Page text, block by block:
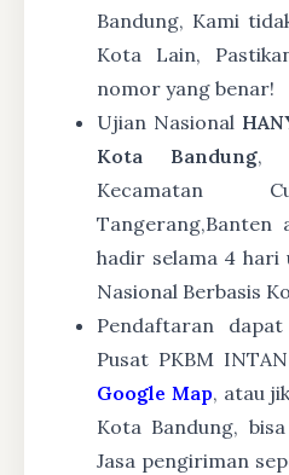
Bandung, Kami
Kota Lain,
nomor yang benar!
Ujian Nasional
Kota Bandung,
Kecamatan
Tangerang,Banten
hadir selama 4 hari
Nasional Berbasis
Pendaftaran
Pusat PKBM
Google Map, atau
Kota Bandung,
Jasa pengiriman